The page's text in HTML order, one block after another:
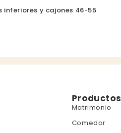
inferiores y cajones 46-55
Productos
Matrimonio
Comedor